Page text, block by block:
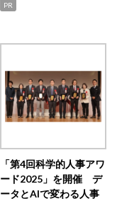
PR
「第4回科学的人事アワ
ード2025」を開催 デ
ータとAIで変わる人事